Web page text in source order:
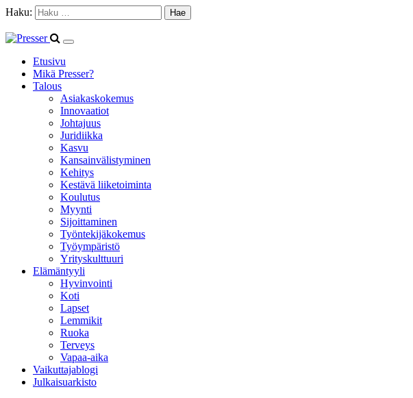
Haku:
Etusivu
Mikä Presser?
Talous
Asiakaskokemus
Innovaatiot
Johtajuus
Juridiikka
Kasvu
Kansainvälistyminen
Kehitys
Kestävä liiketoiminta
Koulutus
Myynti
Sijoittaminen
Työntekijäkokemus
Työympäristö
Yrityskulttuuri
Elämäntyyli
Hyvinvointi
Koti
Lapset
Lemmikit
Ruoka
Terveys
Vapaa-aika
Vaikuttajablogi
Julkaisuarkisto